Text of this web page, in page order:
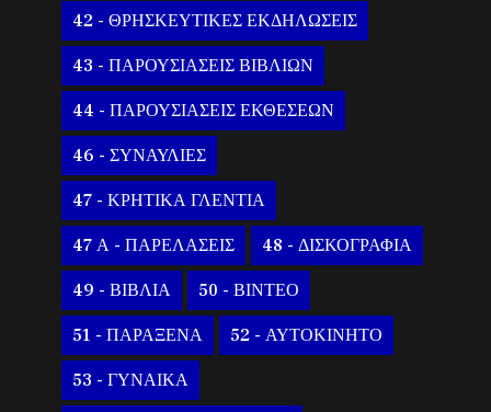
42 - ΘΡΗΣΚΕΥΤΙΚΕΣ ΕΚΔΗΛΩΣΕΙΣ
43 - ΠΑΡΟΥΣΙΑΣΕΙΣ ΒΙΒΛΙΩΝ
44 - ΠΑΡΟΥΣΙΑΣΕΙΣ ΕΚΘΕΣΕΩΝ
46 - ΣΥΝΑΥΛΙΕΣ
47 - ΚΡΗΤΙΚΑ ΓΛΕΝΤΙΑ
47 Α - ΠΑΡΕΛΑΣΕΙΣ 48 - ΔΙΣΚΟΓΡΑΦΙΑ
49 - ΒΙΒΛΙΑ 50 - ΒΙΝΤΕΟ
51 - ΠΑΡΑΞΕΝΑ 52 - ΑΥΤΟΚΙΝΗΤΟ
53 - ΓΥΝΑΙΚΑ